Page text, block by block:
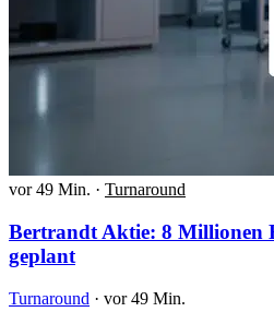
vor 49 Min. · Turnaround
Bertrandt Aktie: 8 Millionen
geplant
Turnaround · vor 49 Min.